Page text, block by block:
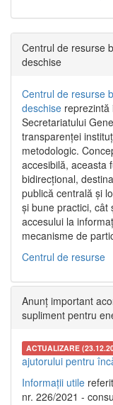
Centrul de resurse
deschise
Centrul de resurse
deschise reprezintă
Secretariatului
transparenței
metodologic.
accesibilă, aceasta
bidirecțional,
publică centrală și
și bune practici, cât
accesului la
mecanisme de
Centrul de resurse
Anunț important
supliment pentru
ACTUALIZARE
ajutorului pentru
Informații utile
nr. 226/2021 -